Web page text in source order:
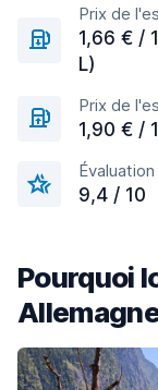
Prix de
1,66 € /
L)
Prix de
1,90 € /
Évaluation
9,4 / 10
Pourquoi